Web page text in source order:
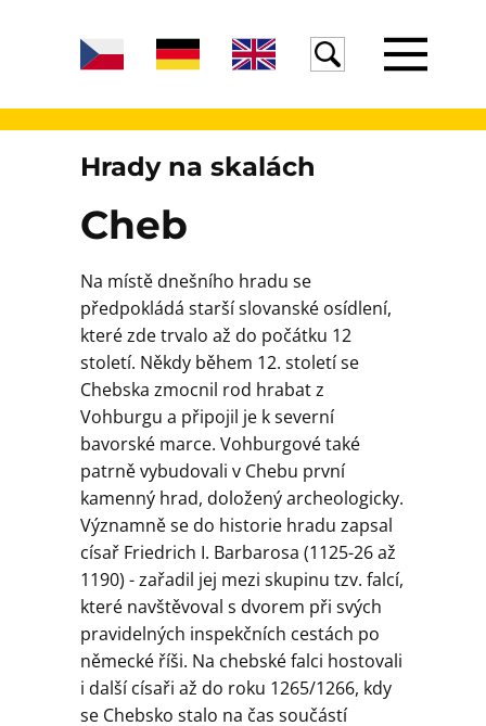
Geologie
Kontakt
Hrady na skalách
Cheb
Na místě dnešního hradu se
předpokládá starší slovanské osídlení,
které zde trvalo až do počátku 12
století. Někdy během 12. století se
Chebska zmocnil rod hrabat z
Vohburgu a připojil je k severní
bavorské marce. Vohburgové také
patrně vybudovali v Chebu první
kamenný hrad, doložený archeologicky.
Významně se do historie hradu zapsal
císař Friedrich I. Barbarosa (1125-26 až
1190) - zařadil jej mezi skupinu tzv. falcí,
které navštěvoval s dvorem při svých
pravidelných inspekčních cestách po
německé říši. Na chebské falci hostovali
i další císaři až do roku 1265/1266, kdy
se Chebsko stalo na čas součástí